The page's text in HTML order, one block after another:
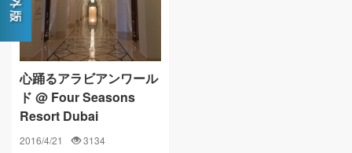
心踊るアラビアンワール
ド @ Four Seasons
Resort Dubai
2016/4/21 3134